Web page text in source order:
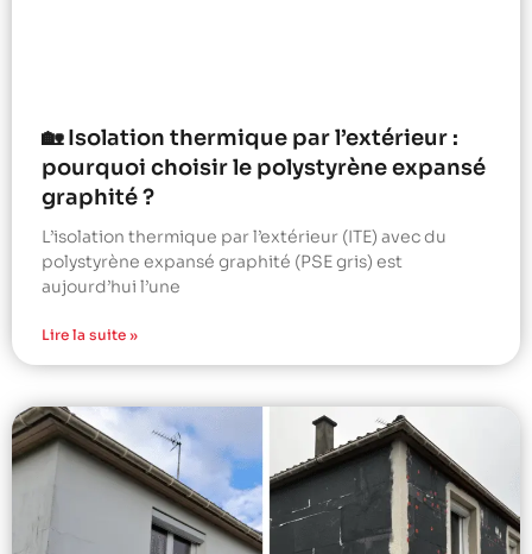
🏡 Isolation thermique par l’extérieur :
pourquoi choisir le polystyrène expansé
graphité ?
L’isolation thermique par l’extérieur (ITE) avec du
polystyrène expansé graphité (PSE gris) est
aujourd’hui l’une
Lire la suite »